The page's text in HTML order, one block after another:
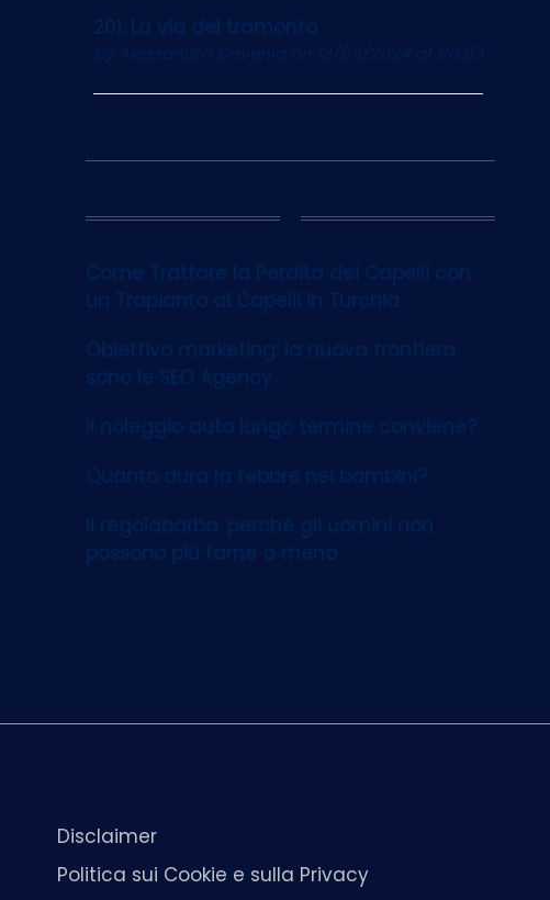
201. La via del tramonto
by Alessandro Davenia on 13/05/2024 at 06:03
12
Come Trattare la Perdita dei Capelli con
un Trapianto di Capelli in Turchia
Obiettivo marketing: la nuova frontiera
sono le SEO Agency
Il noleggio auto lungo termine conviene?
Quanto dura la febbre nei bambini?
Il regolabarba: perché gli uomini non
possono più farne a meno
Disclaimer
Politica sui Cookie e sulla Privacy